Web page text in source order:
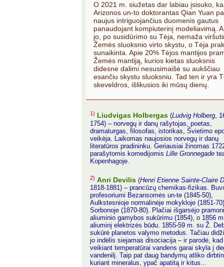
O 2021 m. siužetas dar labiau įsisuko,
Arizonos un-to doktorantas Qian Yuan
naujus intriguojančius duomenis gautus
panaudojant kompiuterinį modeliavimą.
jo, po susidūrimo su Tėja, nemaža
Žemės sluoksnio virto skystu, o Tėja
sunaikinta. Apie 20% Tėjos mantijos
Žemės mantiją, kurios kietas sluoksnis
didesne dalimi nesusimaišė su aukščiau
esančiu skystu sluoksniu. Tad ten ir yra
skeveldros, išlikusios iki mūsų dienų.
1) Liudvigas Holbergas (Ludvig Holberg,
1754) – norvegų ir danų rašytojas, poetas,
dramaturgas, filosofas, istorikas, Švietimo
veikėja. Laikomas naujosios norvegų ir danų
literatūros pradininku. Geriausiai žinomas
parašytomis komedijomis Lille Gronnegade
Kopenhagoje.
2) Anri Devilis (Henri Etienne Sainte-Claire
1818-1881) – prancūzų chemikas-fizikas.
profesoriumi Bezansomės un-te (1845-50),
Aulkstesnioje normalinėje mokykloje (1851-
Sorbonoje (1870-80). Plačiai išgarsėjo
aliuminio gamybos sukūrimu (1854), o 1856
aliuminį elektrizės būdu. 1855-59 m. su Ž.
sukūrė planetos valymo metodus. Tačiau
jo indėlis siejamas disociacija – ir parodė, kad
veikiant temperatūrai vandens garai skyla į
vandenilį. Taip pat daug bandymų atliko
kuriant mineralus, ypač apatitą ir kitus...